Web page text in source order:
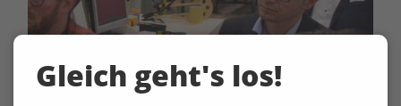
Gleich geht's los!